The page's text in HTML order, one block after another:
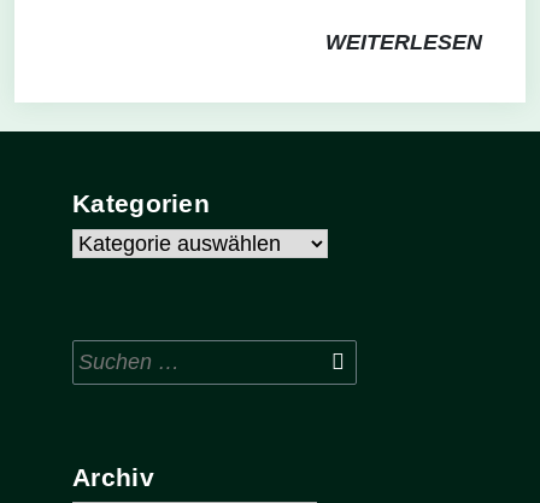
WEITERLESEN
Kategorien
Kategorien
Suchen
nach:
Archiv